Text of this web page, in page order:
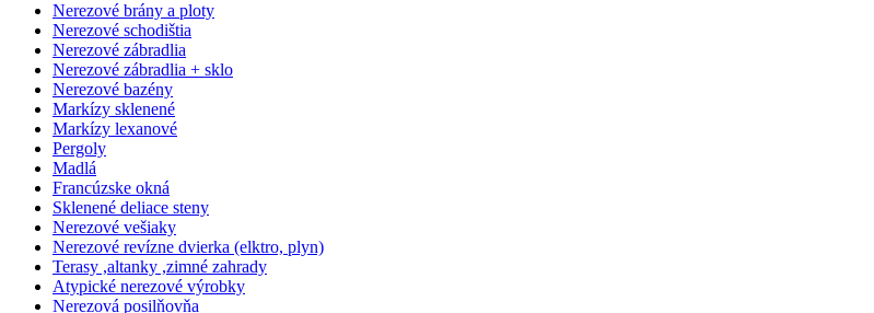
Nerezové brány a ploty
Nerezové schodištia
Nerezové zábradlia
Nerezové zábradlia + sklo
Nerezové bazény
Markízy sklenené
Markízy lexanové
Pergoly
Madlá
Francúzske okná
Sklenené deliace steny
Nerezové vešiaky
Nerezové revízne dvierka (elktro, plyn)
Terasy ,altanky ,zimné zahrady
Atypické nerezové výrobky
Nerezová posilňovňa